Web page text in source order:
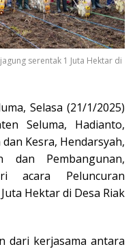
serentak 1 Juta Hektar di
Selasa (21/1/2025)
Seluma, Hadianto,
Kesra, Hendarsyah,
dan Pembangunan,
acara Peluncuran
Hektar di Desa Riak
dari kerjasama antara